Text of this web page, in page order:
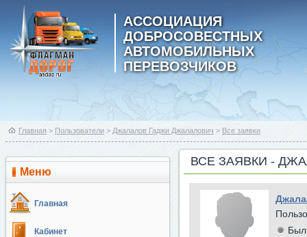
АССОЦИАЦИЯ
ДОБРОСОВЕСТНЫХ
АВТОМОБИЛЬНЫХ
ПЕРЕВОЗЧИКОВ
Главная > Пользователи > Джалалов Гаджи Джалалович > Все заявки
Меню
Главная
Кабинет
ВСЕ ЗАЯВКИ -
Был